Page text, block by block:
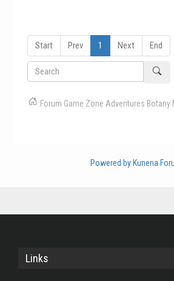
Start Prev 1 Next End
Forum Game Zone Adventures Botany
Powered by Kunena
Links